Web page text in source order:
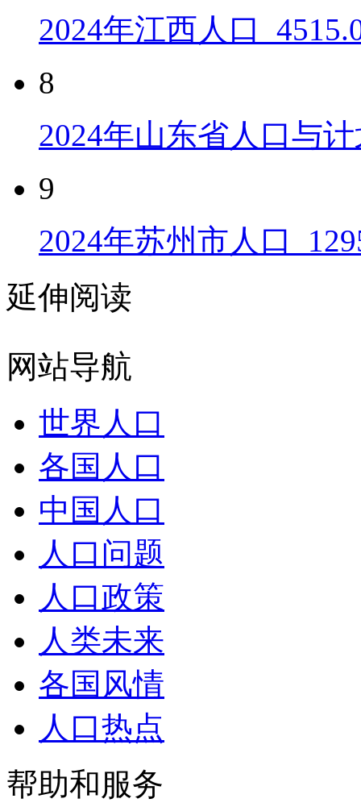
2024年江西人口
8
2024年山东省人口与
9
2024年苏州市人口
延伸阅读
网站导航
世界人口
各国人口
中国人口
人口问题
人口政策
人类未来
各国风情
人口热点
帮助和服务